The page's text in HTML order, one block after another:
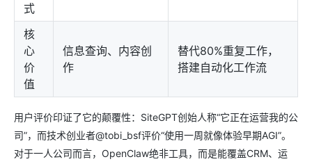
式
核
心
价
值
信息查询、内容创
作
替代80%重复工作，
搭建自动化工作流
用户评价印证了它的颠覆性：SiteGPT创始人称“它正在运营我的公
司”，而技术创业者@tobi_bsf评价“使用一周就像体验早期AGI”。
对于一人公司而言，OpenClaw绝非工具，而是能覆盖CRM、运